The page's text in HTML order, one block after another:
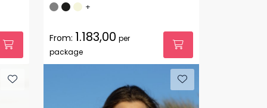
+
From: 1.183,00 per
package